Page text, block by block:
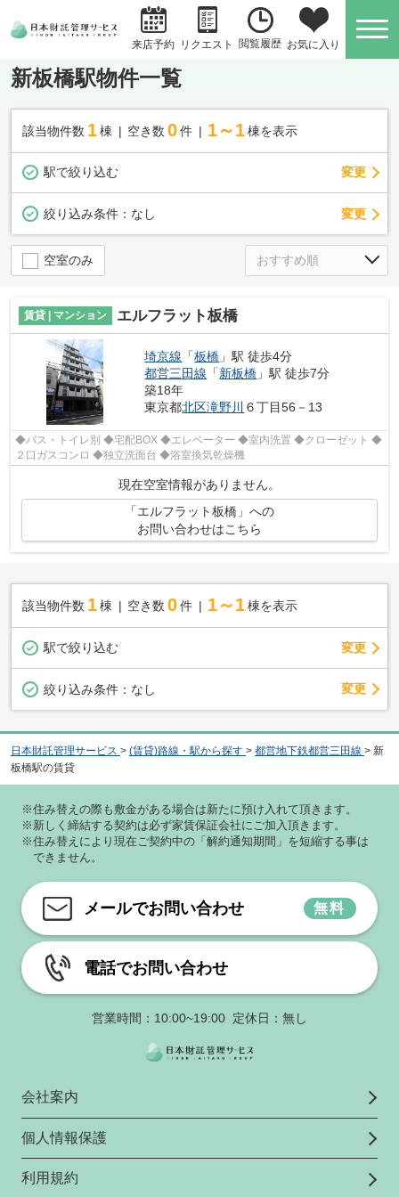
来店予約 リクエスト 閲覧履歴 お気に入り
新板橋駅物件一覧
該当物件数 1棟 空き数 0 件 1～1 棟を表示
駅で絞り込む 変更
絞り込み条件： なし 変更
空室のみ
賃貸 | マンション エルフラット板橋
埼京線 「板橋 」駅 徒歩4分
都営三田線 「新板橋 」駅 徒歩7分
築18年
東京都北区滝野川 ６丁目56－13
◆バス・トイレ別 ◆宅配BOX ◆エレベーター ◆室内洗置 ◆クローゼット ◆
２口ガスコンロ ◆独立洗面台 ◆浴室換気乾燥機
現在空室情報がありません。
「エルフラット板橋」への
お問い合わせはこちら
該当物件数 1棟 空き数 0 件 1～1 棟を表示
駅で絞り込む 変更
絞り込み条件： なし 変更
日本財託管理サービス > (賃貸)路線・駅から探す > 都営地下鉄都営三田線 > 新
板橋駅の賃貸
※住み替えの際も敷金がある場合は新たに預け入れて頂きます。
※新しく締結する契約は必ず家賃保証会社にご加入頂きます。
※住み替えにより現在ご契約中の「解約通知期間」を短縮する事は
できません。
メールでお問い合わせ 無料
電話でお問い合わせ
営業時間：10:00~19:00 定休日：無し
会社案内
個人情報保護
利用規約